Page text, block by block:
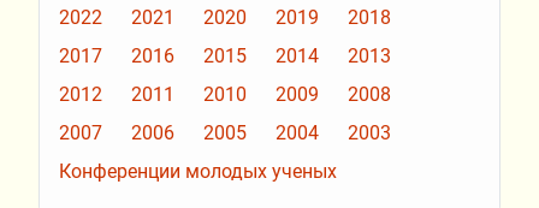
2022
2021 2020 2019
2018
2017
2016 2015 2014
2013
2012
2011 2010 2009
2008
2007
2006 2005 2004
2003
Конференции молодых ученых